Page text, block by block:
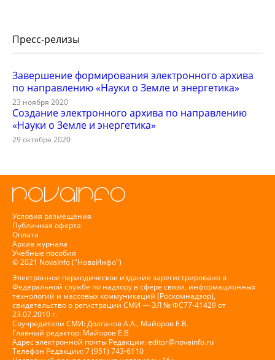
Пресс-релизы
Завершение формирования электронного архива
по направлению «Науки о Земле и энергетика»
23 ноября 2020
Создание электронного архива по направлению
«Науки о Земле и энергетика»
29 октября 2020
Условия размещения
Публичная оферта
Оплата
Архив журнала
Учебные пособия
© 2021 NovaInfo ("НоваИнфо")
Электронное периодическое издание зарегистрировано в
Федеральной службе по надзору в сфере связи, информационных
технологий и массовых коммуникаций (Роскомнадзор),
свидетельство о регистрации СМИ — ЭЛ № ФС77-41429 от
23.07.2010 г.
Соучредители СМИ: Долганов А.А., Майоров Е.В.
Главный редактор: Майоров Е.В
Адрес электронной почты Редакции:editor@novainfo.ru
Телефон Редакции: 7 (951) 743-6110